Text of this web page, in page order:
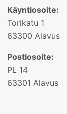
Käyntiosoite:
Torikatu 1
63300 Alavus
Postiosoite:
PL 14
63301 Alavus